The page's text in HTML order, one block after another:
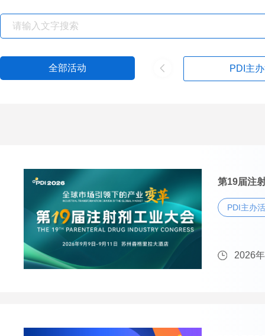
全部活动 PDI主
第19届注
PDI主办
2026